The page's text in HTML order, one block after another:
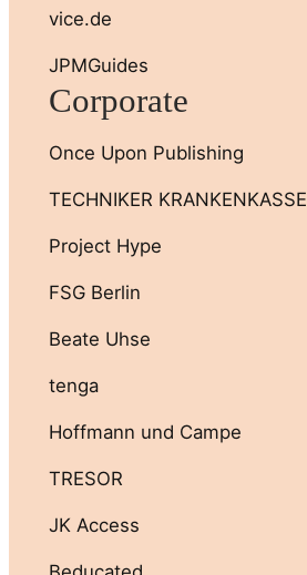
vice.de
JPMGuides
Corporate
Once Upon Publishing
TECHNIKER KRANKENKASSE
Project Hype
FSG Berlin
Beate Uhse
tenga
Hoffmann und Campe
TRESOR
JK Access